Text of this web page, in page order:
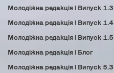
Молодіжна редакція | Випуск 1.3
Молодіжна редакція | Випуск 1.4
Молодіжна редакція | Випуск 1.5
Молодіжна редакція | Блог
Молодіжна редакція | Випуск 5.3